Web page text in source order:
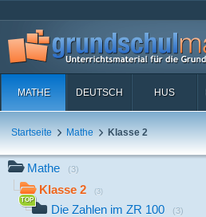
MATHE DEUTSCH HUS
Startseite Mathe Klasse 2
Mathe (3)
Klasse 2 (3)
Die Zahlen im ZR 100 (3)